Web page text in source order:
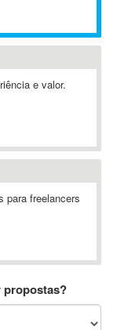
e valor.
para freelancers
propostas?